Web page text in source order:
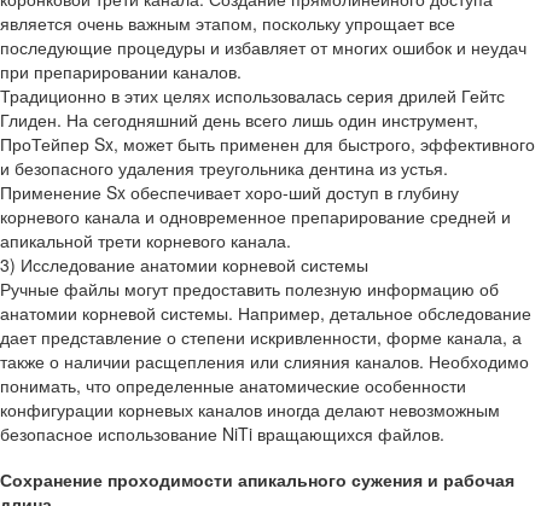
является очень важным этапом, поскольку упрощает все
последующие процедуры и избавляет от многих ошибок и неудач
при препарировании каналов.
Традиционно в этих целях использовалась серия дрилей Гейтс
Глиден. На сегодняшний день всего лишь один инструмент,
ПроТейпер Sx, может быть применен для быстрого, эффективного
и безопасного удаления треугольника дентина из устья.
Применение Sx обеспечивает хоро-ший доступ в глубину
корневого канала и одновременное препарирование средней и
апикальной трети корневого канала.
3) Исследование анатомии корневой системы
Ручные файлы могут предоставить полезную информацию об
анатомии корневой системы. Например, детальное обследование
дает представление о степени искривленности, форме канала, а
также о наличии расщепления или слияния каналов. Необходимо
понимать, что определенные анатомические особенности
конфигурации корневых каналов иногда делают невозможным
безопасное использование NiTi вращающихся файлов.
Сохранение проходимости апикального сужения и рабочая